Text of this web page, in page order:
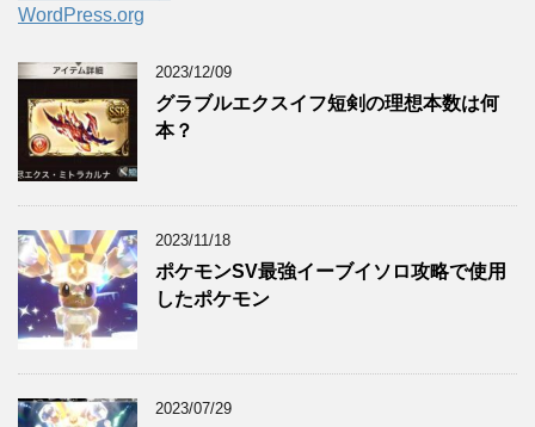
WordPress.org
2023/12/09
グラブルエクスイフ短剣の理想本数は何
本？
2023/11/18
ポケモンSV最強イーブイソロ攻略で使用
したポケモン
2023/07/29